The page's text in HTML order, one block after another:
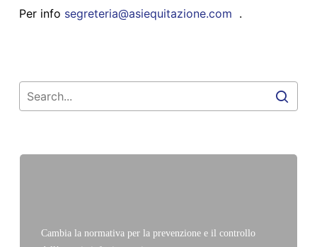
Per info segreteria@asiequitazione.com .
Cambia la normativa per la prevenzione e il controllo